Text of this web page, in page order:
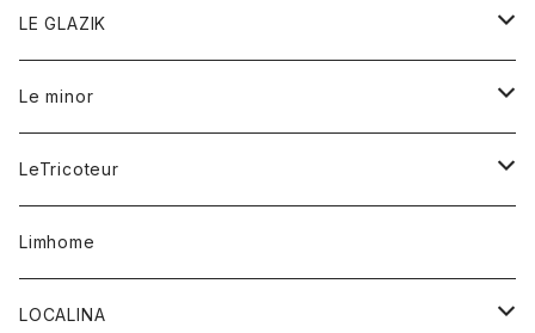
マフラー
リング
バンダナ
タンクトップ
ショートパンツ
アウター
カーディガン
ショートパンツ
オーバーオール
シャツ
ワンピース
ワンピース
スウェット
アウター
Tシャツ
LE GLAZIK
レディース
コート
シャツ
Le minor
ボトム
スカート
パンツ
レディース
アウター
トップス
LeTricoteur
カーディガン
Limhome
LOCALINA